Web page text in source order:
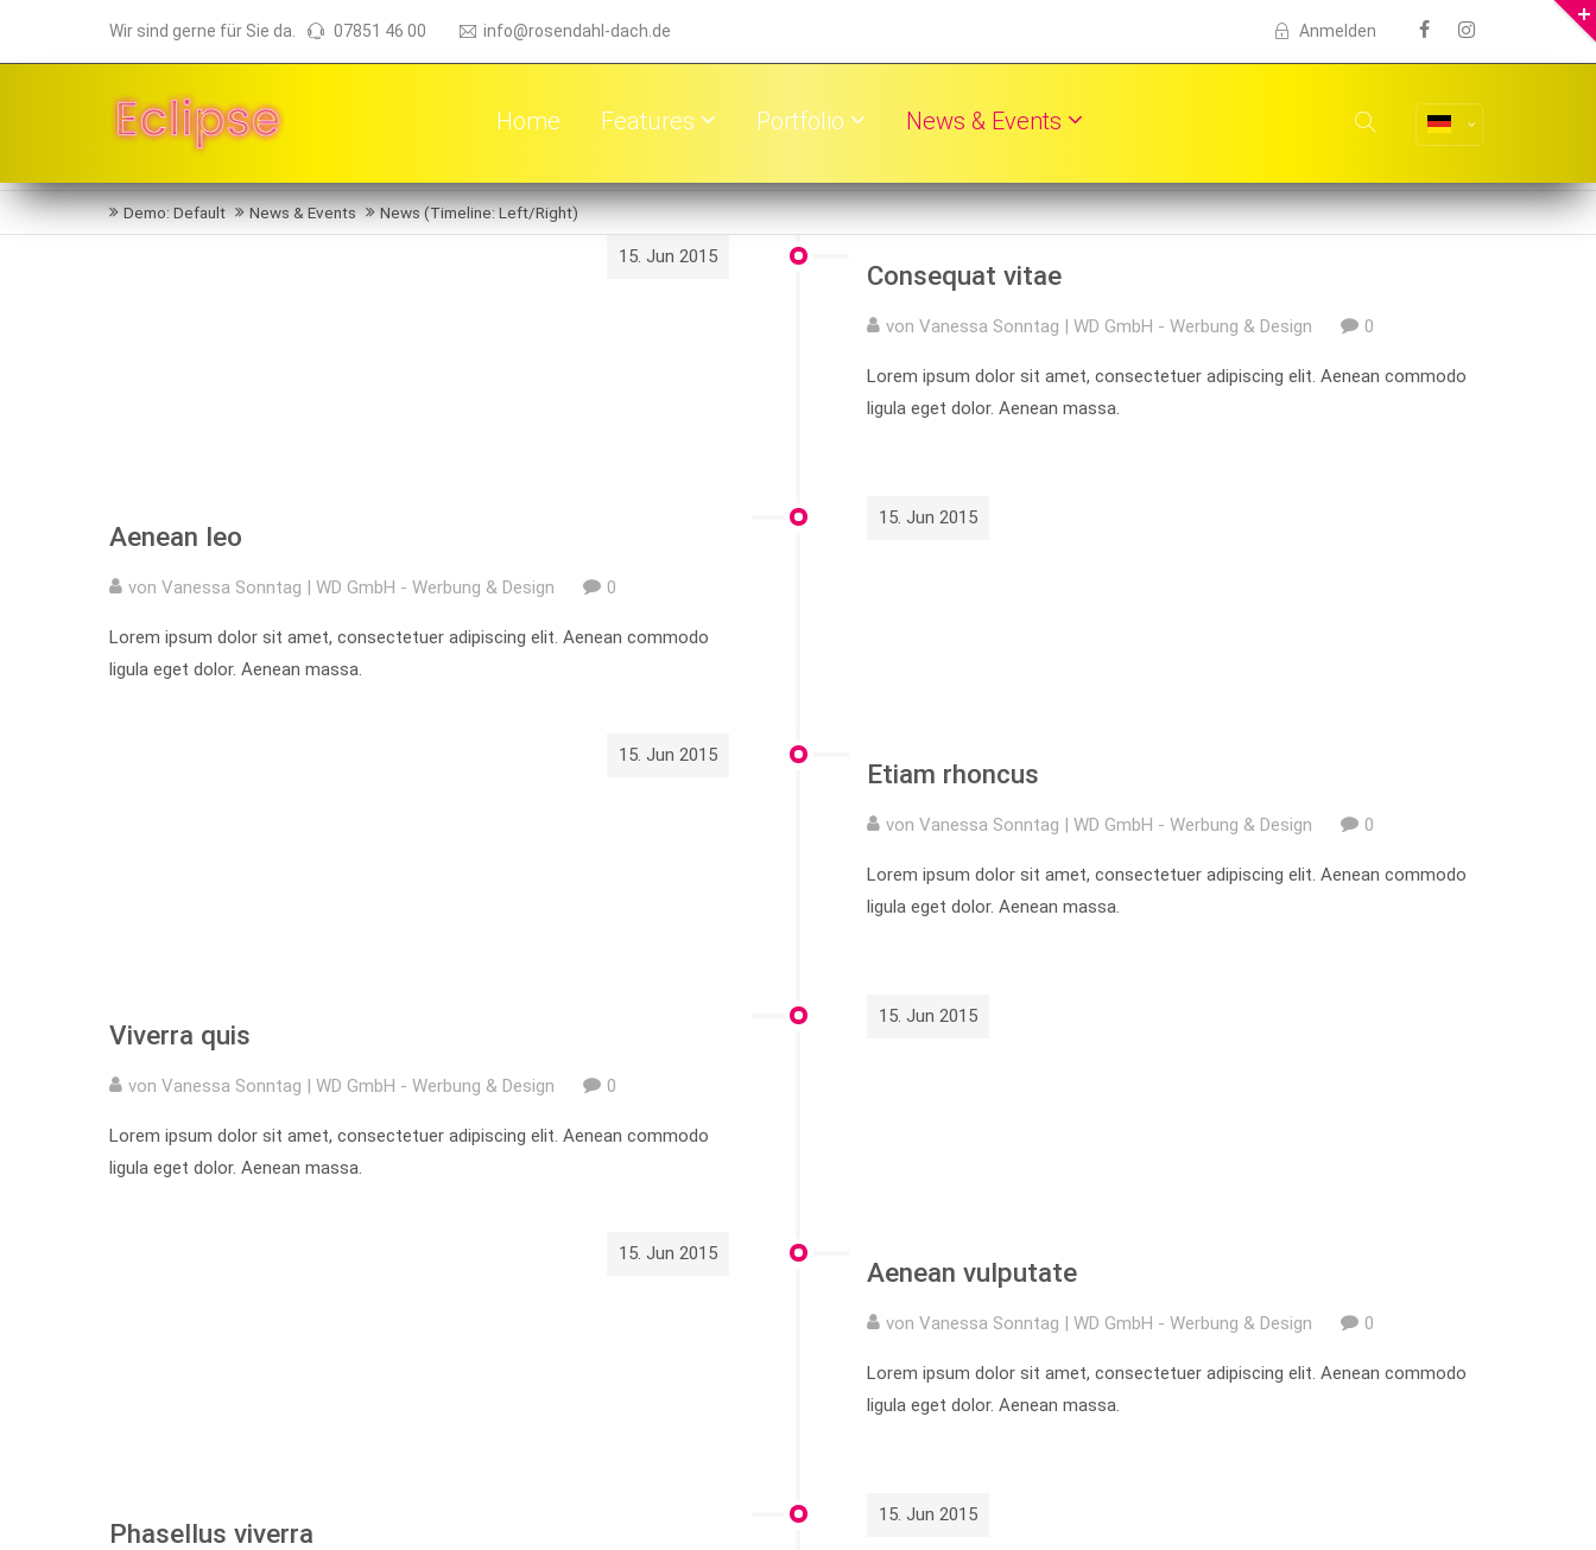
Wir sind gerne für Sie da. 07851 46 00 info@rosendahl-dach.de Anmelden
Home Features Portfolio News & Events
Demo: Default News & Events News (Timeline: Left/Right)
15. Jun 2015
Consequat vitae
von Vanessa Sonntag | WD GmbH - Werbung & Design 0
Lorem ipsum dolor sit amet, consectetuer adipiscing elit. Aenean commodo
ligula eget dolor. Aenean massa.
15. Jun 2015
Aenean leo
von Vanessa Sonntag | WD GmbH - Werbung & Design 0
Lorem ipsum dolor sit amet, consectetuer adipiscing elit. Aenean commodo
ligula eget dolor. Aenean massa.
15. Jun 2015
Etiam rhoncus
von Vanessa Sonntag | WD GmbH - Werbung & Design 0
Lorem ipsum dolor sit amet, consectetuer adipiscing elit. Aenean commodo
ligula eget dolor. Aenean massa.
15. Jun 2015
Viverra quis
von Vanessa Sonntag | WD GmbH - Werbung & Design 0
Lorem ipsum dolor sit amet, consectetuer adipiscing elit. Aenean commodo
ligula eget dolor. Aenean massa.
15. Jun 2015
Aenean vulputate
von Vanessa Sonntag | WD GmbH - Werbung & Design 0
Lorem ipsum dolor sit amet, consectetuer adipiscing elit. Aenean commodo
ligula eget dolor. Aenean massa.
15. Jun 2015
Phasellus viverra